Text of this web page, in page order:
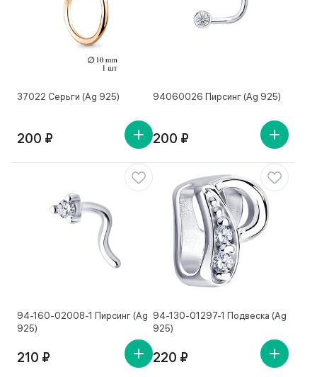
37022 Серьги (Ag 925)
200 ₽
94060026 Пирсинг (Ag 925)
200 ₽
94-160-02008-1 Пирсинг (Ag
925)
210 ₽
94-130-01297-1 Подвеска (Ag
925)
220 ₽